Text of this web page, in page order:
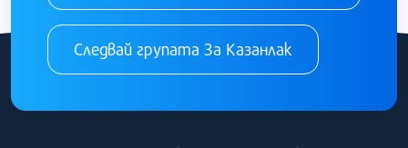
Следвай групата За Казанлак